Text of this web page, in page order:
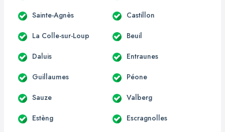
Sainte-Agnès Castillon
La Colle-sur-Loup Beuil
Daluis Entraunes
Guillaumes Péone
Sauze Valberg
Estèng Escragnolles